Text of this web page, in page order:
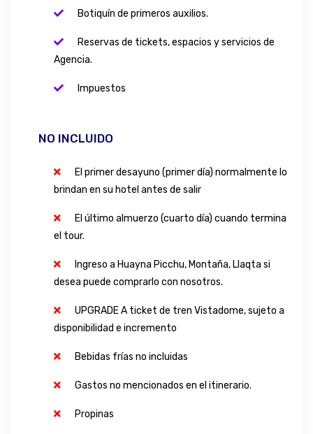
Botiquín de primeros auxilios.
Reservas de tickets, espacios y servicios de
Agencia.​
Impuestos
NO INCLUIDO
El primer desayuno (primer día) normalmente lo
brindan en su hotel antes de salir​
El último almuerzo (cuarto día) cuando termina
el tour.​
Ingreso a Huayna Picchu, Montaña, Llaqta si
desea puede comprarlo con nosotros.​
UPGRADE A ticket de tren Vistadome, sujeto a
disponibilidad e incremento​
Bebidas frías no incluidas​
Gastos no mencionados en el itinerario.​
Propinas